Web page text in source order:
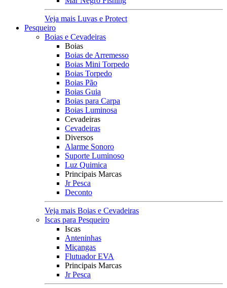
Veja mais Luvas e Protect
Pesqueiro
Boias e Cevadeiras
Boias
Boias de Arremesso
Boias Mini Torpedo
Boias Torpedo
Boias Pão
Boias Guia
Boias para Carpa
Boias Luminosa
Cevadeiras
Cevadeiras
Diversos
Alarme Sonoro
Suporte Luminoso
Luz Quimica
Principais Marcas
Jr Pesca
Deconto
Veja mais Boias e Cevadeiras
Iscas para Pesqueiro
Iscas
Anteninhas
Miçangas
Flutuador EVA
Principais Marcas
Jr Pesca